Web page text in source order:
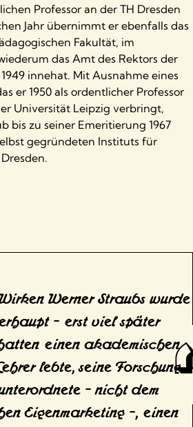
Professor an der TH Dresden
Jahr übernimmt er ebenfalls das
Fakultät, im
das Amt des Rektors der
innehat. Mit Ausnahme eines
er 1950 als ordentlicher Professor
Universität Leipzig verbringt,
bis zu seiner Emeritierung 1967
gegründeten Instituts für
Werner Straubs wurde
– erst viel später
einen akademischen
lebte, seine Forschung
– nicht dem
Eigenmarketing –, einen